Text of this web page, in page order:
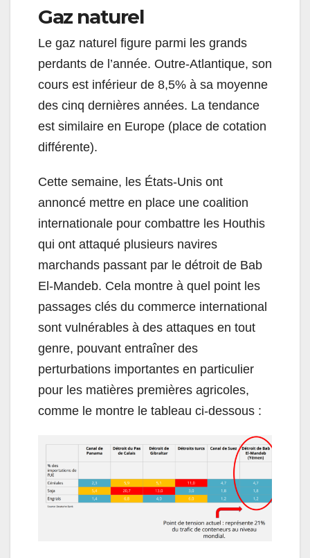
Gaz naturel
Le gaz naturel figure parmi les grands
perdants de l’année. Outre-Atlantique, son
cours est inférieur de 8,5% à sa moyenne
des cinq dernières années. La tendance
est similaire en Europe (place de cotation
différente).
Cette semaine, les États-Unis ont
annoncé mettre en place une coalition
internationale pour combattre les Houthis
qui ont attaqué plusieurs navires
marchands passant par le détroit de Bab
El-Mandeb. Cela montre à quel point les
passages clés du commerce international
sont vulnérables à des attaques en tout
genre, pouvant entraîner des
perturbations importantes en particulier
pour les matières premières agricoles,
comme le montre le tableau ci-dessous :